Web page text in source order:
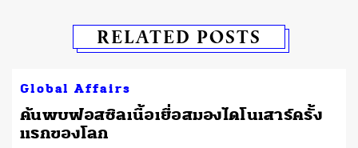
RELATED POSTS
Global Affairs
ค้นพบฟอสซิลเนื้อเยื่อสมองไดโนเสาร์ครั้ง
แรกของโลก